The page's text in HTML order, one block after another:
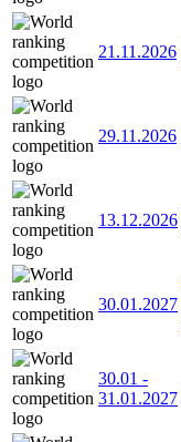
21.11.2026
29.11.2026
13.12.2026
30.01.2027
30.01 -
31.01.2027